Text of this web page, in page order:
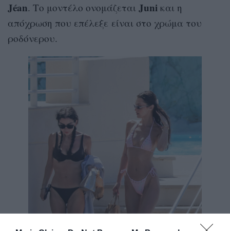
Jéan. Το μοντέλο ονομάζεται Juni και η
απόχρωση που επέλεξε είναι στο χρώμα του
ροδόνερου.